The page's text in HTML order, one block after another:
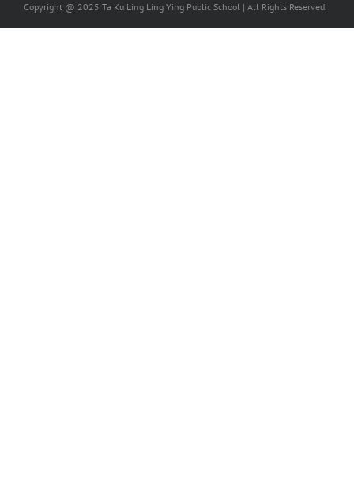
Copyright @ 2025 Ta Ku Ling Ling Ying Public School | All Rights Reserved.